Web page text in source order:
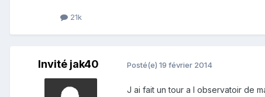
21k
Invité jak40 Posté(e) 19 février 2014
J ai fait un tour a l observatoir de